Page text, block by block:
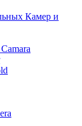
Камер и